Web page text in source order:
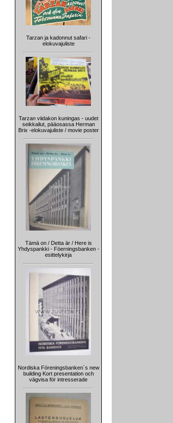
Tarzan ja kadonnut safari -
elokuvajuliste
Tarzan viidakon kuningas - uudet
seikkailut, pääosassa Herman
Brix -elokuvajuliste / movie poster
Tämä on / Detta är / Here is
Yhdyspankki - Föerningsbanken -
esittelykirja
Nordiska Föreningsbanken´s new
building Kort presentation och
vägvisa för intresserade